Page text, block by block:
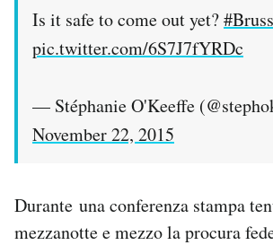
Is it safe to come out yet?
pic.twitter.com/6S7J7fYRDc
— Stéphanie O'Keeffe
November 22, 2015
Durante una conferenza stampa
mezzanotte e mezzo la procura